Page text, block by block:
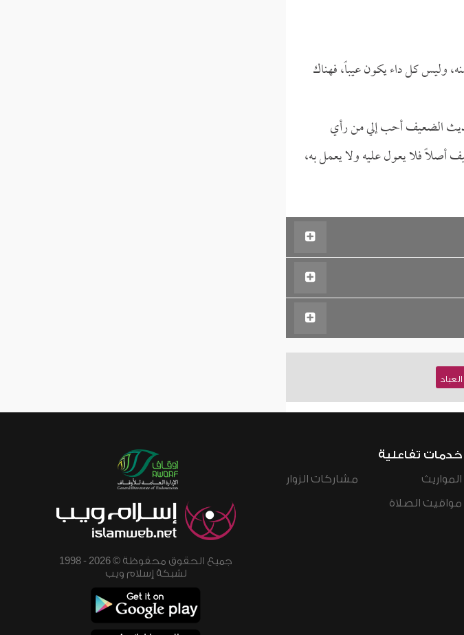
وليس كل داء يكون عيباً، فهناك
الضعيف أحب إلي من رأي
أصلاً فلا يعول عليه ولا يعمل به،
خدمات تفاعلية
المواريث
مواقيت الصلاة
مشاركات الزوار
جميع الحقوق محفوظة © 2026 - 1998
لشبكة إسلام ويب